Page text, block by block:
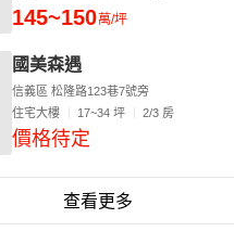
145~150萬/坪
國美森遇
信義區 松隆路123巷7號旁
住宅大樓
17~34 坪 2/3 房
價格待定
查看更多